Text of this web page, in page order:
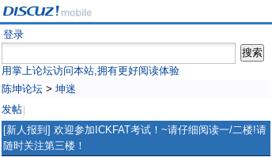
登录
用掌上论坛访问本站,拥有更好阅读体验
陈坤论坛 > 坤迷
发帖
[新人报到] 欢迎参加ICKFAT考试！~请仔细阅读一/二楼!请
随时关注第三楼！